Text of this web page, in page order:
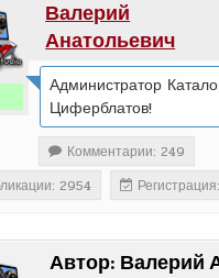
Валерий
Анатольевич
Администратор
Циферблатов!
Комментарии: 249
2954
Автор: Валерий